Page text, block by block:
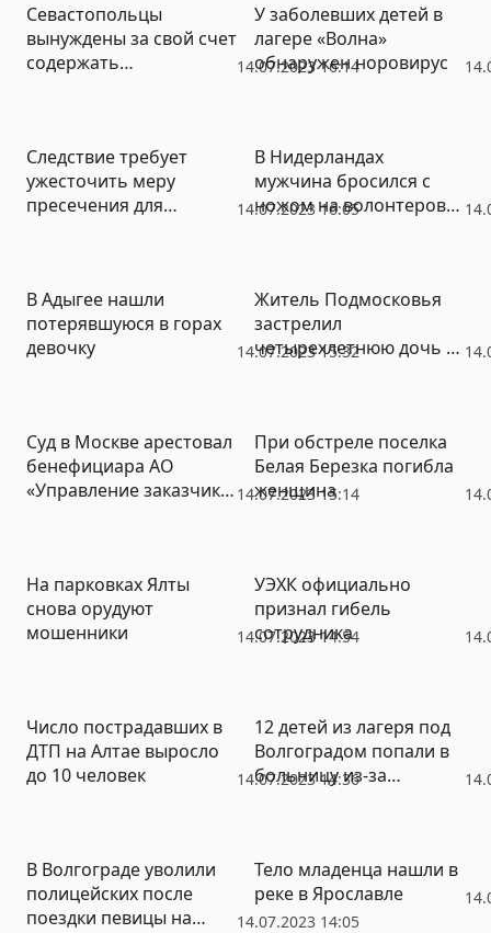
14.07.2023 16:14
Севастопольцы
вынуждены за свой счет
содержать
У заболевших детей в
лагере «Волна»
обнаружен норовирус
14.07.2023 16:05
Следствие требует
ужесточить меру
пресечения для
В Нидерландах
мужчина бросился с
ножом на волонтеров
14.07.2023 15:32
В Адыгее нашли
потерявшуюся в горах
девочку
Житель Подмосковья
застрелил
четырехлетнюю дочь и
14.07.2023 15:14
Суд в Москве арестовал
бенефициара АО
«Управление заказчика
При обстреле поселка
Белая Березка погибла
женщина
14.07.2023 14:54
На парковках Ялты
снова орудуют
мошенники
УЭХК официально
признал гибель
сотрудника
14.07.2023 14:36
Число пострадавших в
ДТП на Алтае выросло
до 10 человек
12 детей из лагеря под
Волгоградом попали в
больницу из-за
14.07.2023 14:05
В Волгограде уволили
полицейских после
поездки певицы на
Тело младенца нашли в
реке в Ярославле